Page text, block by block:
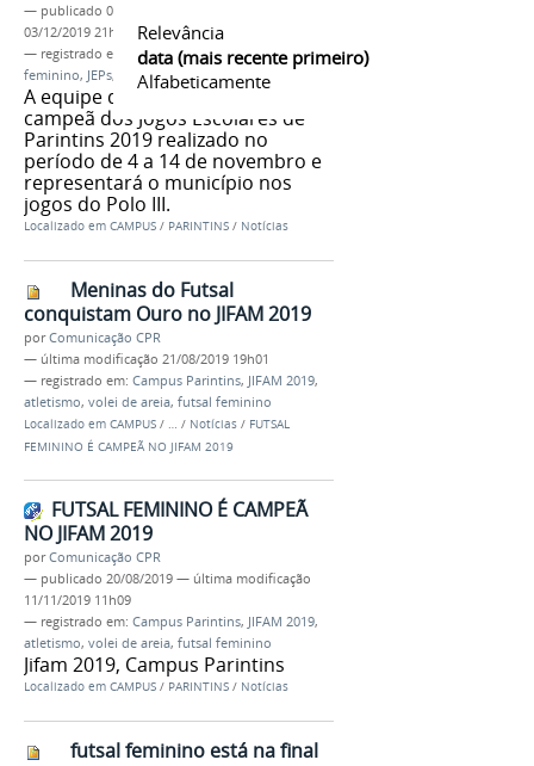
Relevância
data (mais recente primeiro)
Alfabeticamente
— publicado 03/12/2019
03/12/2019 21h34
— registrado em:
Campus Parintins,futsal
feminino, JEPs, IFAM ,SEDUC
A equipe de Futsal Feminino foi
campeã dos Jogos Escolares de
Parintins 2019 realizado no
período de 4 a 14 de novembro e
representará o município nos
jogos do Polo III.
Localizado em CAMPUS / PARINTINS / Notícias
Meninas do Futsal
conquistam Ouro no JIFAM 2019
porComunicação CPR
— última modificação 21/08/2019 19h01
— registrado em: Campus Parintins, JIFAM 2019,
atletismo, volei de areia, futsal feminino
Localizado em CAMPUS / / Notícias / FUTSAL
FEMININO É CAMPEÃ NO JIFAM 2019
FUTSAL FEMININO É CAMPEÃ
NO JIFAM 2019
porComunicação CPR
— publicado 20/08/2019 — última modificação
11/11/2019 11h09
— registrado em: Campus Parintins, JIFAM 2019,
atletismo, volei de areia, futsal feminino
Jifam 2019, Campus Parintins
Localizado em CAMPUS / PARINTINS / Notícias
futsal feminino está na final